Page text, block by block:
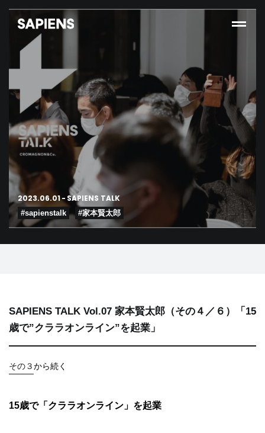
2023.06.01- SAPIENS TALK
#sapienstalk #家本賢太郎
SAPIENS TALK Vol.07 家本賢太郎（その４／６）「15
歳で”クララオンライン”を起業」
その３から続く
15歳で「クララオンライン」を起業